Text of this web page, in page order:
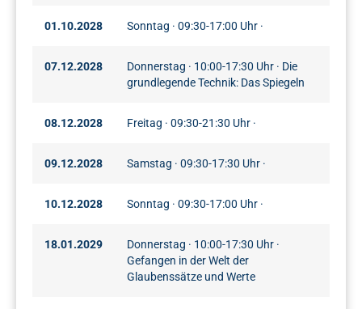
01.10.2028 Sonntag · 09:30-17:00 Uhr ·
07.12.2028
Donnerstag · 10:00-17:30 Uhr · Die
grundlegende Technik: Das Spiegeln
08.12.2028 Freitag · 09:30-21:30 Uhr ·
09.12.2028 Samstag · 09:30-17:30 Uhr ·
10.12.2028 Sonntag · 09:30-17:00 Uhr ·
18.01.2029
Donnerstag · 10:00-17:30 Uhr ·
Gefangen in der Welt der
Glaubenssätze und Werte